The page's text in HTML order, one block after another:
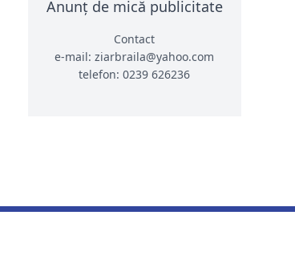
Anunț de mică publicitate
Contact
e-mail: ziarbraila@yahoo.com
telefon: 0239 626236